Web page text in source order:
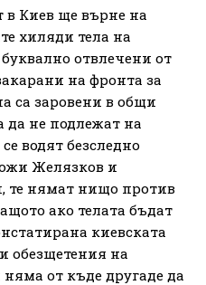
в Киев ще върне на
хиляди тела на
отвлечени от
на фронта за
са заровени в общи
да не подлежат на
водят безследно
Желязков и
те нямат нищо против
ако телата бъдат
киевската
обезщетения на
няма от къде другаде да